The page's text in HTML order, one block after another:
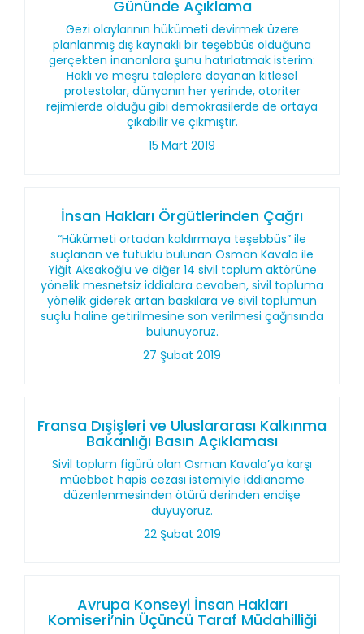
Gününde Açıklama
Gezi olaylarının hükümeti devirmek üzere
planlanmış dış kaynaklı bir teşebbüs olduğuna
gerçekten inananlara şunu hatırlatmak isterim:
Haklı ve meşru taleplere dayanan kitlesel
protestolar, dünyanın her yerinde, otoriter
rejimlerde olduğu gibi demokrasilerde de ortaya
çıkabilir ve çıkmıştır.
15 Mart 2019
İnsan Hakları Örgütlerinden Çağrı
“Hükümeti ortadan kaldırmaya teşebbüs” ile
suçlanan ve tutuklu bulunan Osman Kavala ile
Yiğit Aksakoğlu ve diğer 14 sivil toplum aktörüne
yönelik mesnetsiz iddialara cevaben, sivil topluma
yönelik giderek artan baskılara ve sivil toplumun
suçlu haline getirilmesine son verilmesi çağrısında
bulunuyoruz.
27 Şubat 2019
Fransa Dışişleri ve Uluslararası Kalkınma
Bakanlığı Basın Açıklaması
Sivil toplum figürü olan Osman Kavala’ya karşı
müebbet hapis cezası istemiyle iddianame
düzenlenmesinden ötürü derinden endişe
duyuyoruz.
22 Şubat 2019
Avrupa Konseyi İnsan Hakları
Komiseri’nin Üçüncü Taraf Müdahilliği